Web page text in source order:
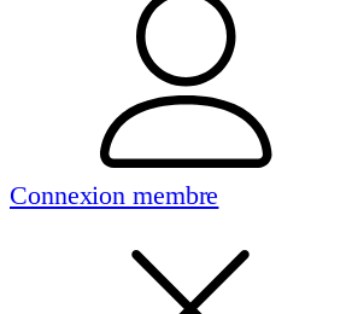
Connexion membre